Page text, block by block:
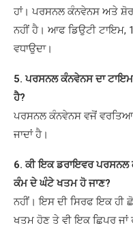
ਹਾਂ। ਪਰਸਨਲ ਕੰਨਵੇਨਸ ਅਤੇ
ਨਹੀਂ ਹੈ। ਆਫ ਡਿਉਟੀ ਟਾਇਮ,
ਵਧਾਉਦਾ।
5. ਪਰਸਨਲ ਕੰਨਵੇਨਸ ਦਾ
ਹੈ?
ਪਰਸਨਲ ਕੰਨਵੇਨਸ ਵਜੋਂ
ਜਾਦਾਂ ਹੈ।
6. ਕੀ ਇਕ ਡਰਾਇਵਰ
ਕੰਮ ਦੇ ਘੰਟੇ ਖਤਮ ਹੋ ਜਾਣ?
ਨਹੀਂ। ਇਸ ਦੀ ਸਿਰਫ ਇਕ
ਖਤਮ ਹੋਣ ਤੇ ਵੀ ਇਕ ਛਿਪਰ